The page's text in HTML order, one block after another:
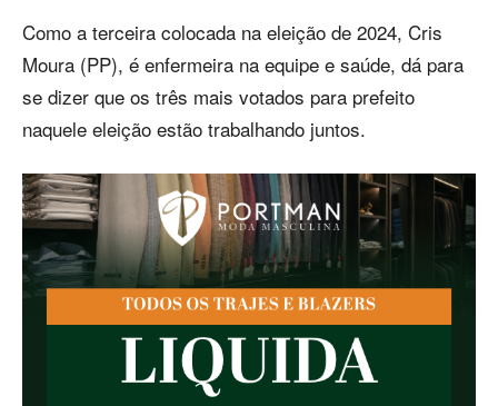
Como a terceira colocada na eleição de 2024, Cris
Moura (PP), é enfermeira na equipe e saúde, dá para
se dizer que os três mais votados para prefeito
naquele eleição estão trabalhando juntos.